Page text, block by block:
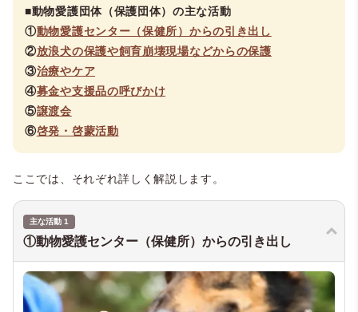
■動物愛護団体（保護団体）の主な活動
①動物愛護センター（保健所）からの引き出し
②放浪犬の保護や飼育崩壊現場などからの保護
③治療やケア
④募金や支援品の呼びかけ
⑤譲渡会
⑥啓発・啓蒙活動
ここでは、それぞれ詳しく解説します。
主な活動 1
①動物愛護センター（保健所）からの引き出し